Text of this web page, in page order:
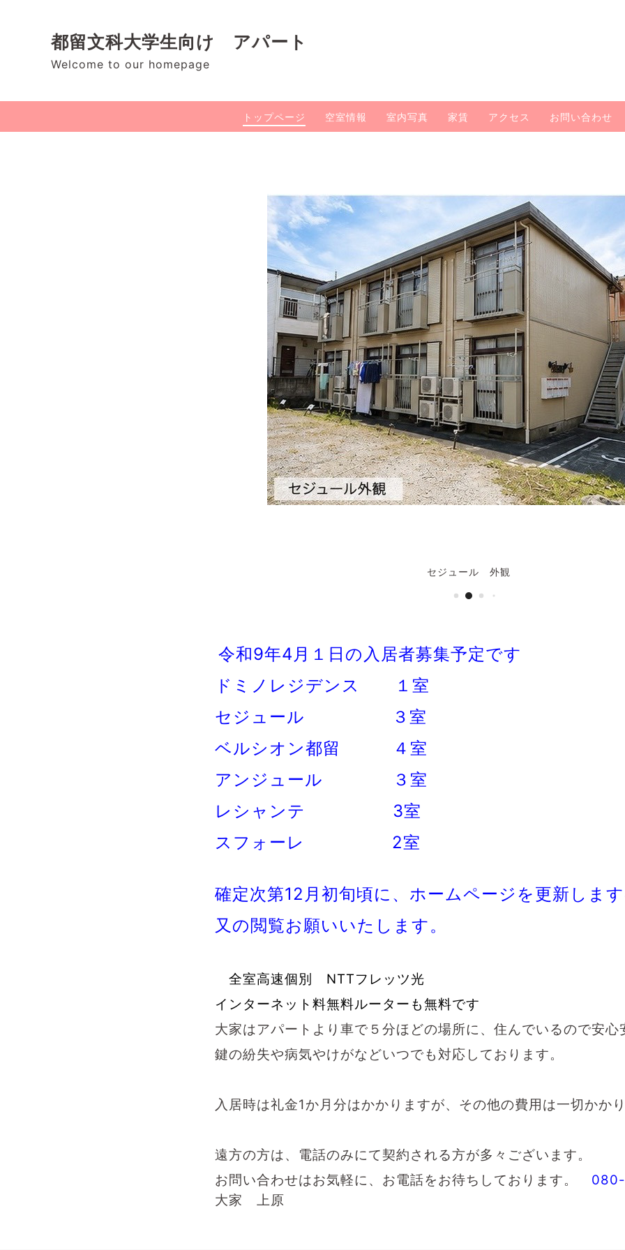
都留文科大学生向け アパート
Welcome to our homepage
トップページ 空室情報 室内写真 家賃 アクセス お問い合わせ
セジュール 外観
令和9年4月１日の入居者募集予定です
ドミノレジデンス １室
セジュール ３室
ベルシオン都留 ４ 室
アンジュール ３室
レシャンテ 3室
スフォーレ 2室
確定次第12月初旬頃に、ホームページを更新しま
又の閲覧お願いいたします。
全室高速個別 NTTフレッツ光
インターネット料無料ルーターも無料です
大家はアパートより車で５分ほどの場所に、住んでいるので安心
鍵の紛失や病気やけがなどいつでも対応しております。
入居時は礼金1か月分はかかりますが、その他の費用は一切かか
遠方の方は、電話のみにて契約される方が多々ございます。
お問い合わせはお気軽に、お電話をお待ちしております。
大家 上原